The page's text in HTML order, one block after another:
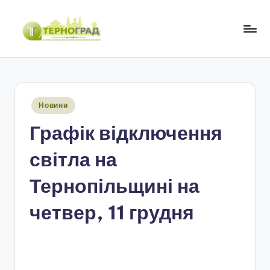
Перейти
Опубліковано
Новини
Графік відключення
світла на
Тернопільщині на
четвер, 11 грудня